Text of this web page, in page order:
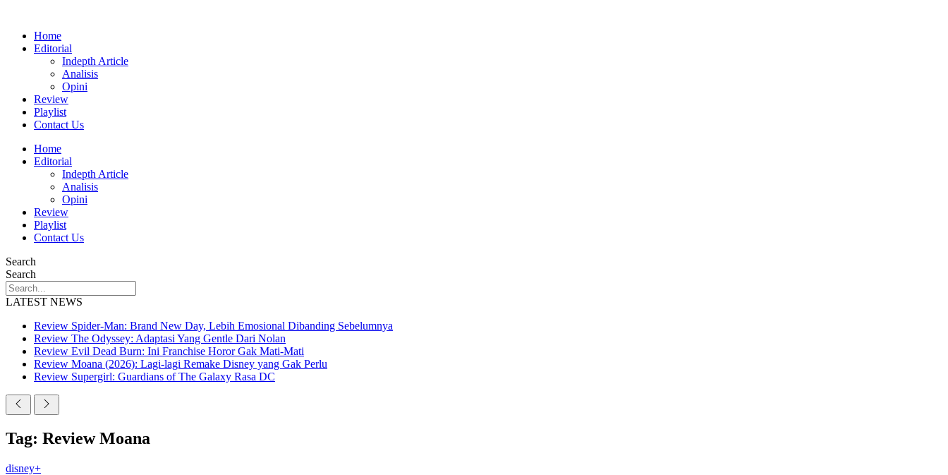
Home
Editorial
Indepth Article
Analisis
Opini
Review
Playlist
Contact Us
Home
Editorial
Indepth Article
Analisis
Opini
Review
Playlist
Contact Us
Search
Search
LATEST NEWS
Review Spider-Man: Brand New Day, Lebih Emosional Dibanding Sebelumnya
Review The Odyssey: Adaptasi Yang Gentle Dari Nolan
Review Evil Dead Burn: Ini Franchise Horor Gak Mati-Mati
Review Moana (2026): Lagi-lagi Remake Disney yang Gak Perlu
Review Supergirl: Guardians of The Galaxy Rasa DC
Tag: Review Moana
disney+